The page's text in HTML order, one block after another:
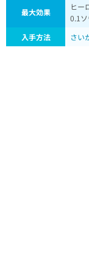
最大効果
ヒー
0.1
入手方法
さい